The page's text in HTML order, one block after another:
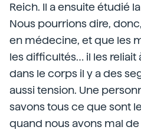
Reich. Il a ensuite étudié
Nous pourrions dire,
en médecine, et que les
les difficultés… il les reliait
dans le corps il y a des
aussi tension. Une
savons tous ce que sont
quand nous avons mal